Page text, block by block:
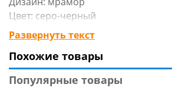
Цвет: серо-черный
Тип: ТА2
Оттенок цвета может отличаться в
партии товара
Упаковка: термоусадка, стикер
Развернуть текст
Похожие товары
Популярные товары